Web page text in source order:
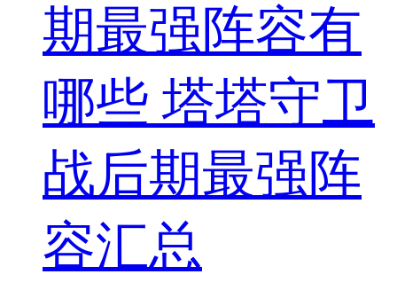
期最强阵容有
哪些 塔塔守卫
战后期最强阵
容汇总